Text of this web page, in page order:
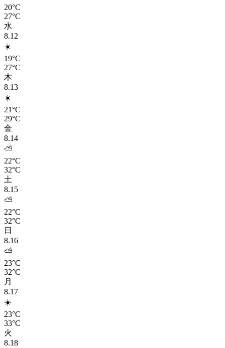
20°C
27°C
水
8.12
☀️
19°C
27°C
木
8.13
☀️
21°C
29°C
金
8.14
⛅
22°C
32°C
土
8.15
⛅
22°C
32°C
日
8.16
⛅
23°C
32°C
月
8.17
☀️
23°C
33°C
火
8.18